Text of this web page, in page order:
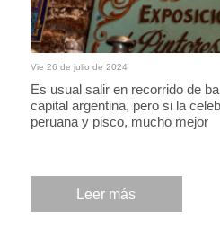
Vie 26 de julio de 2024
Es usual salir en recorrido de
capital argentina, pero si la
peruana y pisco, mucho mejor
Leer más